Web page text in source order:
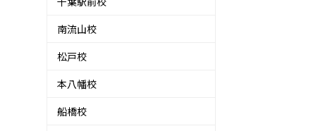
南流山校
松戸校
本八幡校
船橋校